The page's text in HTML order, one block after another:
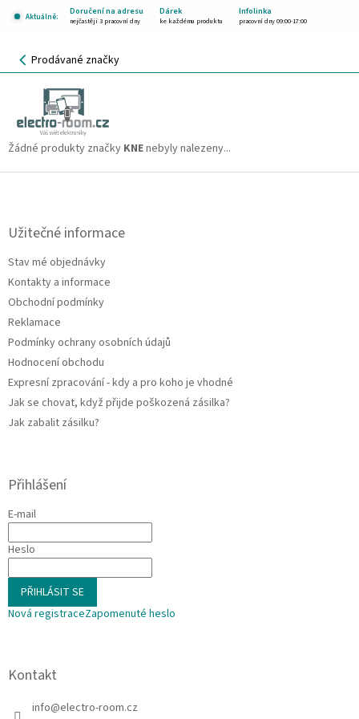
Aktuálně:
Doručení na adresu Dárek Infolinka
nejčastěji 3 pracovní dny ke každému produktu pracovní dny 09:00-17:00
NÁKUPNÍ
KOŠÍK
Prodávané značky
KNE
Žádné produkty značky KNEnebyly nalezeny...
Z
Užitečné informace
Stav mé objednávky
Kontakty a informace
Obchodní podmínky
Reklamace
Podmínky ochrany osobních údajů
Hodnocení obchodu
Expresní zpracování - kdy a pro koho je vhodné
Jak se chovat, když přijde poškozená zásilka?
Jak zabalit zásilku?
Přihlášení
E-mail
Heslo
PŘIHLÁSIT SE
Nová registraceZapomenuté heslo
Kontakt
info@electro-room.cz